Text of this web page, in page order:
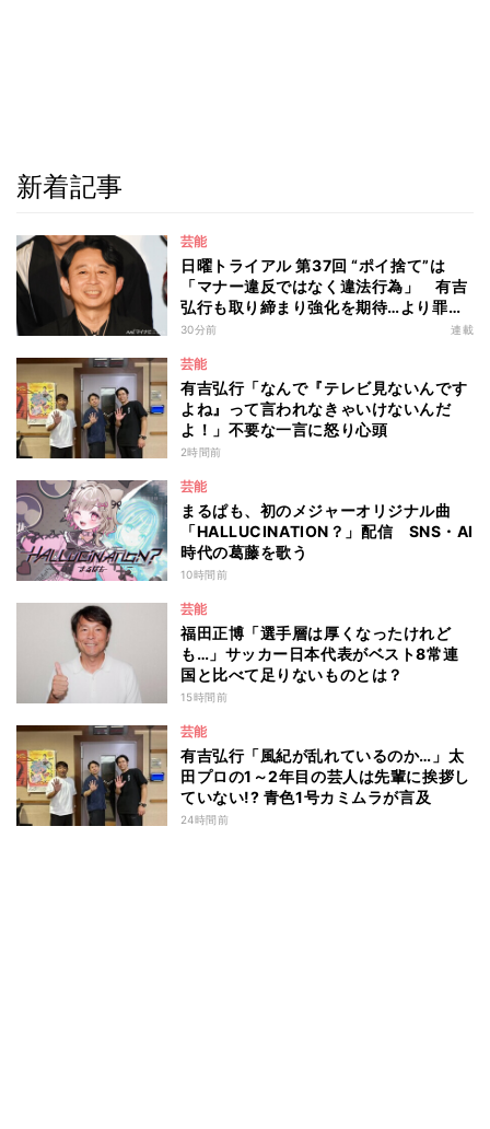
新着記事
芸能
日曜トライアル 第37回 “ポイ捨て”は
「マナー違反ではなく違法行為」 有吉
弘行も取り締まり強化を期待…より罪が
重くなる“ポイ捨て”とは 大垣優希弁護
30分前 連載
芸能
有吉弘行「なんで『テレビ見ないんです
よね』って言われなきゃいけないんだ
よ！」不要な一言に怒り心頭
2時間前
芸能
まるぱも、初のメジャーオリジナル曲
「HALLUCINATION？」配信 SNS・AI
時代の葛藤を歌う
10時間前
芸能
福田正博「選手層は厚くなったけれど
も…」サッカー日本代表がベスト8常連
国と比べて足りないものとは？
15時間前
芸能
有吉弘行「風紀が乱れているのか…」太
田プロの1～2年目の芸人は先輩に挨拶し
ていない!? 青色1号カミムラが言及
24時間前